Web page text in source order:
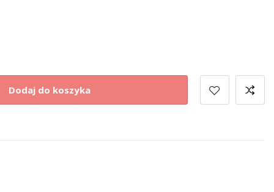
Dodaj do koszyka